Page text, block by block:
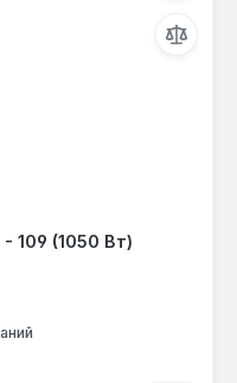
109 (1050 Вт)